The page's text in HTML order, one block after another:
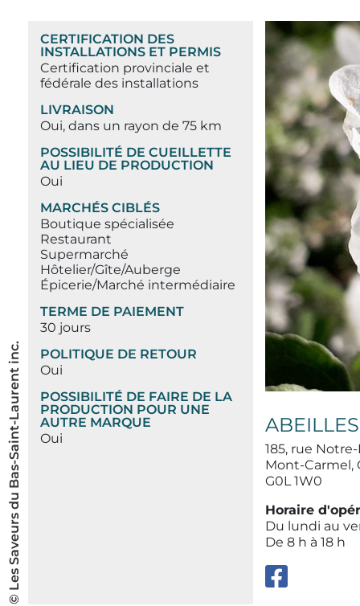
© Les Saveurs du Bas-Saint-Laurent inc.
CERTIFICATION DES
INSTALLATIONS ET PERMIS
Certification provinciale et
fédérale des installations
LIVRAISON
Oui, dans un rayon de 75 km
POSSIBILITÉ DE CUEILLETTE
AU LIEU DE PRODUCTION
Oui
MARCHÉS CIBLÉS
Boutique spécialisée
Restaurant
Supermarché
Hôtelier/Gîte/Auberge
Épicerie/Marché intermédiaire
TERME DE PAIEMENT
30 jours
POLITIQUE DE RETOUR
Oui
POSSIBILITÉ DE FAIRE DE LA
PRODUCTION POUR UNE
AUTRE MARQUE
Oui
185, rue
Mont-Carmel,
G0L 1W0
Horaire
Du lundi au
De 8 h à 18 h